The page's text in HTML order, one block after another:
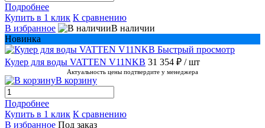
Подробнее
Купить в 1 клик К сравнению
В избранное
В наличии
Новинка
Быстрый просмотр
Кулер для воды VATTEN V11NKB 31 354 ₽ / шт
Актуальность цены подтвердите у менеджера
В корзину
Подробнее
Купить в 1 клик К сравнению
В избранное Под заказ